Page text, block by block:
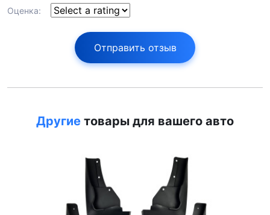
Оценка:
Отправить отзыв
Другие товары для вашего авто